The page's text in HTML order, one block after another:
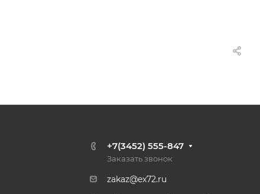
+7(3452) 555-847
Заказать звонок
zakaz@ex72.ru